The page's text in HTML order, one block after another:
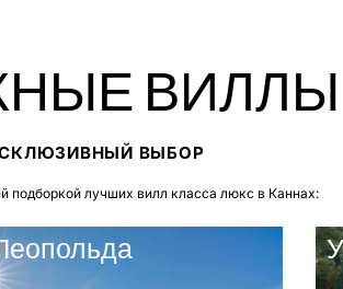
ВИЛЛЫ
ВЫБОР
подборкой лучших вилл класса люкс в Каннах: